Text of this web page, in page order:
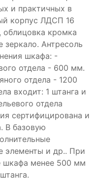
и практичных в
корпус ЛДСП 16
кромка
зеркало. Антресоль
шкафа: -
отдела - 600 мм.
отдела - 1200
входит: 1 штанга и
отдела
сертифицирована и
В базовую
элементы и др.. При
шкафа менее 500 мм